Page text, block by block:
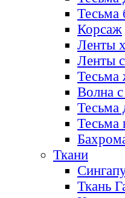
Тесьма
Корсаж
Ленты
Ленты
Тесьма
Волна
Тесьма
Тесьма
Ткани
Ткань